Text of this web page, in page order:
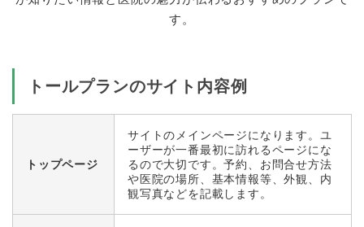
す。
トールプランのサイト内容例
トップページ
サイトのメインページになります。ユ
ーザーが一番最初に訪れるページにな
るので大切です。予約、お問合せ方法
や医院の場所、基本情報等、外観、内
観写真などを記載します。